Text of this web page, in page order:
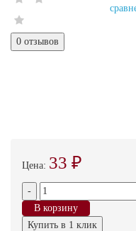
0 отзывов
Цена: 33 ₽
-
В корзину
Купить в 1 клик